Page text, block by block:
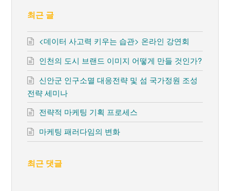
최근 글
<데이터 사고력 키우는 습관> 온라인 강연회
인천의 도시 브랜드 이미지 어떻게 만들 것인가?
신안군 인구소멸 대응전략 및 섬 국가정원 조성
전략 세미나
전략적 마케팅 기획 프로세스
마케팅 패러다임의 변화
최근 댓글